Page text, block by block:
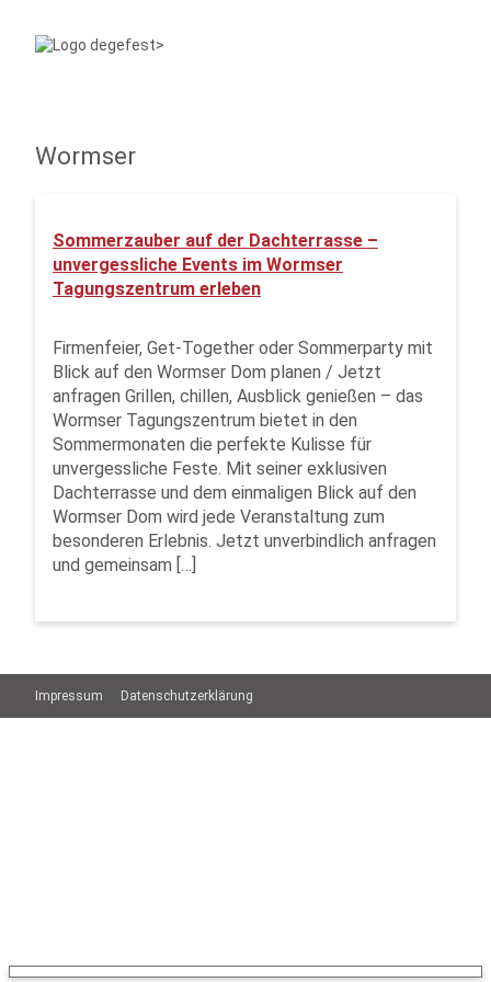
Wormser
Sommerzauber auf der Dachterrasse –
unvergessliche Events im Wormser
Tagungszentrum erleben
Firmenfeier, Get-Together oder Sommerparty mit
Blick auf den Wormser Dom planen / Jetzt
anfragen Grillen, chillen, Ausblick genießen – das
Wormser Tagungszentrum bietet in den
Sommermonaten die perfekte Kulisse für
unvergessliche Feste. Mit seiner exklusiven
Dachterrasse und dem einmaligen Blick auf den
Wormser Dom wird jede Veranstaltung zum
besonderen Erlebnis. Jetzt unverbindlich anfragen
und gemeinsam […]
Impressum Datenschutzerklärung